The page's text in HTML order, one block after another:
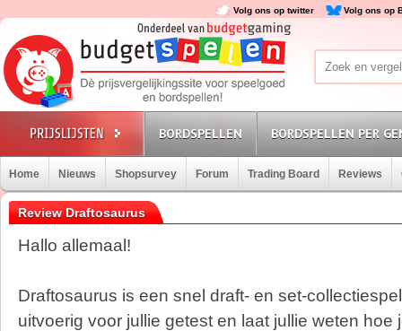
Volg ons op twitter Volg ons op
BORDSPELLEN BORDSPELLEN PER
Home Nieuws Shopsurvey Forum Trading Board Reviews
Review Draftosaurus
Hallo allemaal!
Draftosaurus is een snel draft- en set-
uitvoerig voor jullie getest en laat jullie weten hoe